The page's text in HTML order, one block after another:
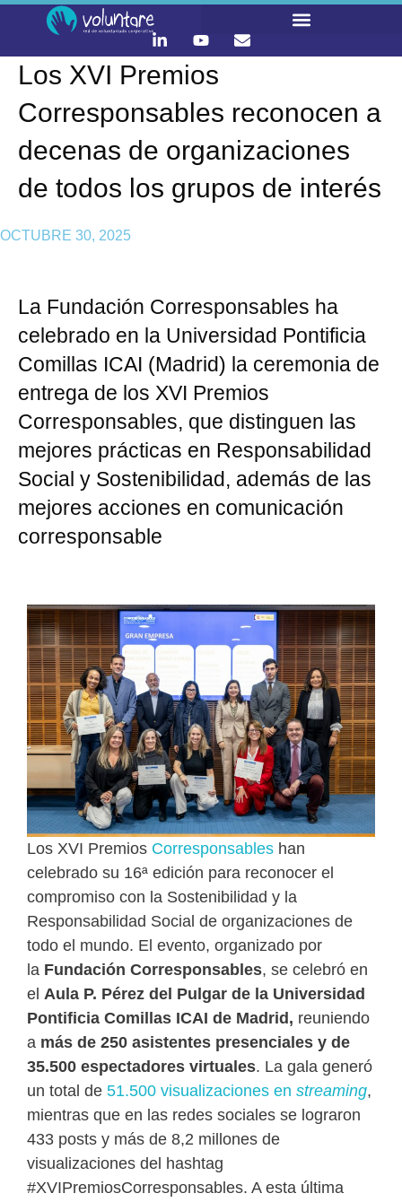
Los XVI Premios
Corresponsables reconocen a
decenas de organizaciones
de todos los grupos de interés
OCTUBRE 30, 2025
La Fundación Corresponsables ha
celebrado en la Universidad Pontificia
Comillas ICAI (Madrid) la ceremonia de
entrega de los XVI Premios
Corresponsables, que distinguen las
mejores prácticas en Responsabilidad
Social y Sostenibilidad, además de las
mejores acciones en comunicación
corresponsable
Los XVI Premios Corresponsables han
celebrado su 16ª edición para reconocer el
compromiso con la Sostenibilidad y la
Responsabilidad Social de organizaciones de
todo el mundo. El evento, organizado por
la Fundación Corresponsables, se celebró en
el Aula P. Pérez del Pulgar de la Universidad
Pontificia Comillas ICAI de Madrid, reuniendo
a más de 250 asistentes presenciales y de
35.500 espectadores virtuales. La gala generó
un total de 51.500 visualizaciones en streaming,
mientras que en las redes sociales se lograron
433 posts y más de 8,2 millones de
visualizaciones del hashtag
#XVIPremiosCorresponsables. A esta última